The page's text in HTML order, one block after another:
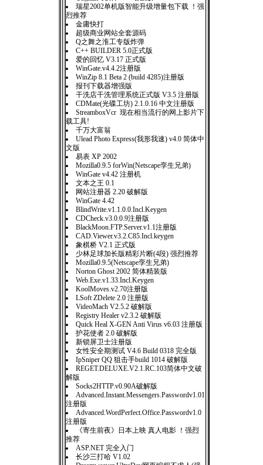
瑞星2002单机版智能升级增量包下载 ！强
烈推荐
金庸快打
超级商业网站全套源码
Q之舞之淮工专版炸弹
C++ BUILDER 5.0正式版
爱的回忆 V3.17 正式版
WinGate.v4.4.2注册版
WinZip 8.1 Beta 2 (build 4285)注册版
报刊下载器增强版
干洗店干洗管理系统正式版 V3.5 注册版
CDMate(光碟工坊) 2.1.0.16 中文注册版
StreamboxVcr 现在相当流行的网上影片下
载工具!
千万大富翁
Ulead Photo Express(我形我速) v4.0 简体中
文版
易表 XP 2002
Mozilla0.9.5 forWin(Netscape孪生兄弟)
WinGate v4.42 注册机
文本之王 0.1
网站注册器 2.20 破解版
WinGate 4.42
BlindWrite.v1.1.0.0.Incl.Keygen
CDCheck.v3.0.0.9注册版
BlackMoon.FTP.Server.v1.1注册版
CAD.Viewer.v3.2.C85.Incl.keygen
象棋桥 V2.1 正式版
少林足球加长版精彩片断(4段) 强烈推荐
Mozilla0.9.5(Netscape孪生兄弟)
Norton Ghost 2002 简体精装版
Web.Exe.v1.33.Incl.Keygen
KoolMoves.v2.70注册版
LSoft ZDelete 2.0 注册版
VideoMach V2.5.2 破解版
Registry Healer v2.3.2 破解版
Quick Heal X-GEN Anti Virus v6.03 注册版
护花使者 2.0 破解版
新锁屏卫士注册版
女性安全期测试 V4.6 Build 0318 完全版
IpSniper QQ 狙击手build 1014 破解版
REGET.DELUXE.V2.1.RC.103简体中文破
解版
Socks2HTTP.v0.90A破解版
Advanced.Instant.Messengers.Passwordv1.01
注册版
Advanced.WordPerfect.Office.Passwordv1.0
注册版
《寄生前夜》日本上映 真人电影 ！强烈
推荐
ASP.NET 完全入门
长沙三打哈 V1.02